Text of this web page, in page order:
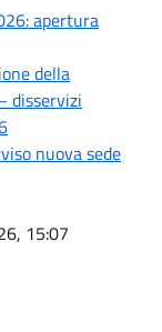
apertura
della
disservizi
nuova sede
15:07